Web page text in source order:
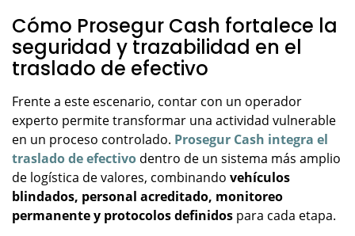
Cómo Prosegur Cash fortalece la
seguridad y trazabilidad en el
traslado de efectivo
Frente a este escenario, contar con un operador
experto permite transformar una actividad vulnerable
en un proceso controlado. Prosegur Cash integra el
traslado de efectivo dentro de un sistema más amplio
de logística de valores, combinando vehículos
blindados, personal acreditado, monitoreo
permanente y protocolos definidos para cada etapa.